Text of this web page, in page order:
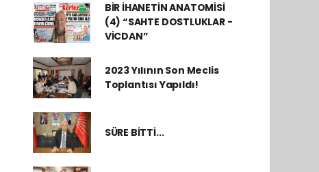
BİR İHANETİN ANATOMİSİ
(4) “SAHTE DOSTLUKLAR -
VİCDAN”
2023 Yılının Son Meclis
Toplantısı Yapıldı!
SÜRE BİTTİ...